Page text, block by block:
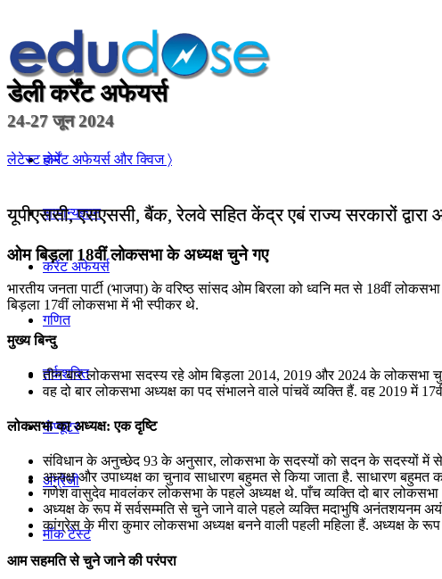
होम
सामान्यज्ञान
करेंट अफेयर्स
गणित
तर्कशक्ति
कंप्यूटर
अंग्रेजी
मॉक टेस्ट
डेली कर्रेंट अफेयर्स
24-27 जून 2024
लेटेस्ट कर्रेंट अफेयर्स और क्विज 〉
यूपीएससी, एसएससी, बैंक, रेलवे सहित केंद्र एबं राज्य सरकारों द्वारा
ओम बिड़ला 18वीं लोकसभा के अध्यक्ष चुने गए
भारतीय जनता पार्टी (भाजपा) के वरिष्ठ सांसद ओम बिरला को ध्वनि मत से 18वीं
बिड़ला 17वीं लोकसभा में भी स्पीकर थे.
मुख्य बिन्दु
तीन बार लोकसभा सदस्य रहे ओम बिड़ला 2014, 2019 और 2024 के लोकसभा
वह दो बार लोकसभा अध्यक्ष का पद संभालने वाले पांचवें व्यक्ति हैं. वह 2019 में
लोकसभा का अध्यक्ष: एक दृष्टि
संविधान के अनुच्छेद 93 के अनुसार, लोकसभा के सदस्यों को सदन के सदस्यों में से
अध्यक्ष और उपाध्यक्ष का चुनाव साधारण बहुमत से किया जाता है. साधारण
गणेश वासुदेव मावलंकर लोकसभा के पहले अध्यक्ष थे. पाँच व्यक्ति दो बार
अध्यक्ष के रूप में सर्वसम्मति से चुने जाने वाले पहले व्यक्ति मदाभुषि अनंतशयनम
कांग्रेस के मीरा कुमार लोकसभा अध्यक्ष बनने वाली पहली महिला हैं. अध्यक्ष के
आम सहमति से चुने जाने की परंपरा